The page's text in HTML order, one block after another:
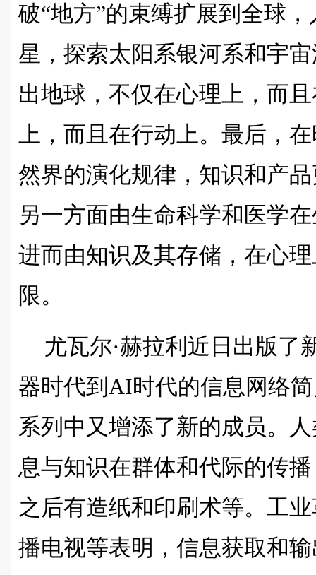
破“地方”的束缚扩展到全球
星，探索太阳系银河系和宇
出地球，不仅在心理上，而
上，而且在行动上。最后，
然界的演化规律，知识和产
另一方面由生命科学和医学
进而由知识及其存储，在心
限。
尤瓦尔·赫拉利 近日出版了
器时代到 AI时代的信息网络
系列中又增添了新的成员。
息与知识在群体和代际的传
之后有造纸和印刷术等。工
播电视等表明，信息获取和